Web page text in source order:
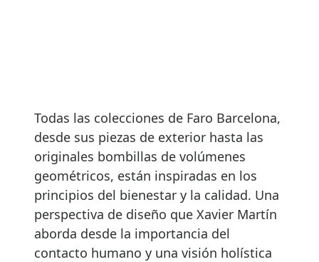
Todas las colecciones de Faro Barcelona,
desde sus piezas de exterior hasta las
originales bombillas de volúmenes
geométricos, están inspiradas en los
principios del bienestar y la calidad. Una
perspectiva de diseño que Xavier Martín
aborda desde la importancia del
contacto humano y una visión holística